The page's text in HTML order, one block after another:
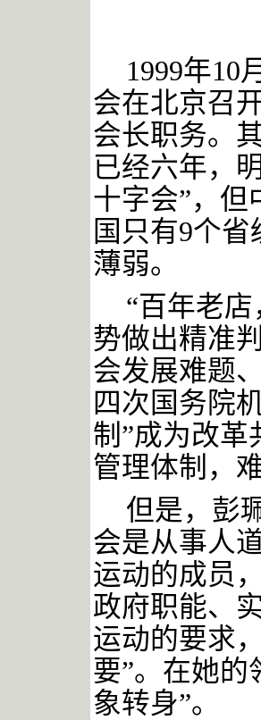
1999年10
会在北京召
会长职务。
已经六年，
十字会”，
国只有9个
薄弱。
“百年老
势做出精准
会发展难题
四次国务院
制”成为改革
管理体制，
但是，彭
会是从事人
运动的成员
政府职能、
运动的要求
要”。在她的
象转身”。